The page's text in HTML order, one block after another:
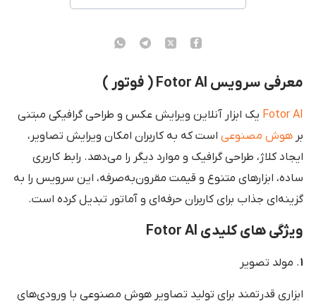
معرفی سرویس Fotor AI ( فوتور )
Fotor AI یک ابزار آنلاین ویرایش عکس و طراحی گرافیکی مبتنی
بر هوش مصنوعیاست که به کاربران امکان ویرایش تصاویر،
ایجاد کلاژ، طراحی گرافیک و موارد دیگر را می‌دهد. رابط کاربری
ساده، ابزارهای متنوع و قیمت مقرون‌به‌صرفه، این سرویس را به
گزینه‌ای جذاب برای کاربران حرفه‌ای و آماتور تبدیل کرده است.
ویژگی های کلیدی Fotor AI
۱. مولد تصویر
ابزاری قدرتمند برای تولید تصاویر هوش مصنوعی با ورودی‌های